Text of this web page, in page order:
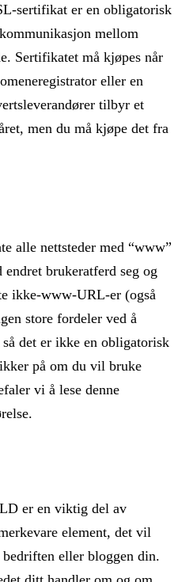
sertifikat er en obligatorisk
mellom
Sertifikatet må kjøpes når
eller en
tilbyr et
men du må kjøpe det fra
alle nettsteder med “www”
brukeratferd seg og
ikke-www-URL-er (også
store fordeler ved å
det er ikke en obligatorisk
på om du vil bruke
vi å lese denne
er en viktig del av
element, det vil
eller bloggen din.